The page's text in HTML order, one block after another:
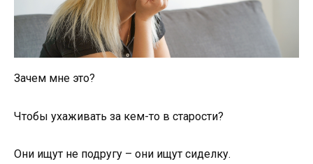
Зачем мне это?
Чтобы ухаживать за кем-то в старости?
Они ищут не подругу – они ищут сиделку.